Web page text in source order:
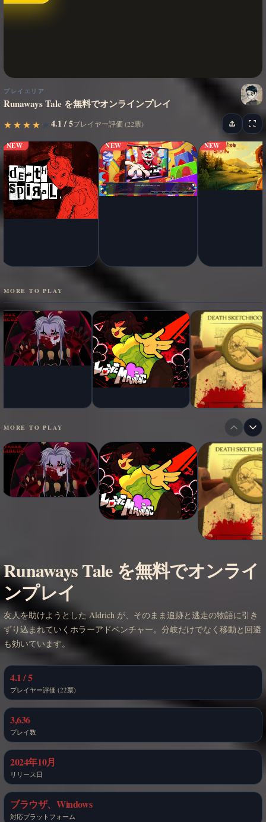
プレイエリア
Runaways Tale を無料でオンラインプレイ
★
★ ★
★ ★
★ ★
★ ★★ 4.1 / 5プレイヤー評価 (22票)
NEW NEW NEW
MORE TO PLAY
MORE TO PLAY
Runaways Tale を無料でオンライ
ンプレイ
友人を助けようとした Aldrich が、そのまま追跡と逃走の物語に引き
ずり込まれていくホラーアドベンチャー。分岐だけでなく移動と回避
も効いています。
4.1 / 5
プレイヤー評価 (22票)
3,636
プレイ数
2024年10月
リリース日
ブラウザ、Windows
対応プラットフォーム